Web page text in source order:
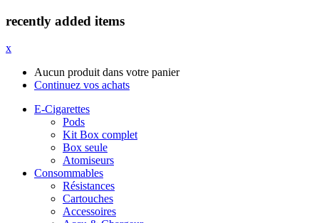
recently added items
x
Aucun produit dans votre panier
Continuez vos achats
E-Cigarettes
Pods
Kit Box complet
Box seule
Atomiseurs
Consommables
Résistances
Cartouches
Accessoires